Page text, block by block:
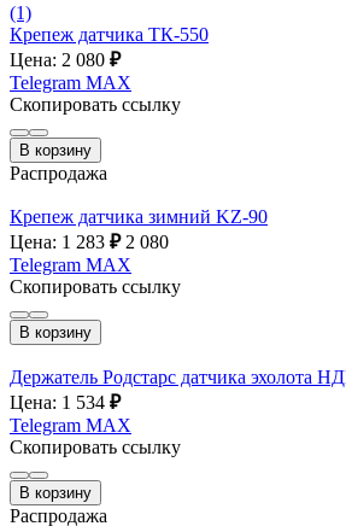
(1)
Крепеж датчика ТК-550
Цена: 2 080 ₽
Telegram MAX
Скопировать ссылку
В корзину
Распродажа
Крепеж датчика зимний KZ-90
Цена: 1 283 ₽ 2 080
Telegram MAX
Скопировать ссылку
В корзину
Держатель Родстарс датчика эхолота
Цена: 1 534 ₽
Telegram MAX
Скопировать ссылку
В корзину
Распродажа